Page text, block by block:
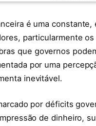
é uma
particularmente
que governos
por uma
inevitável.
por déficits
de dinheiro,